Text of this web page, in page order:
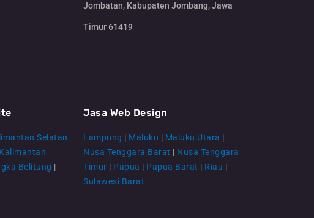
Jombatan, Kabupaten Jombang, Jawa
Timur 61419
Selatan
Kalimantan
Belitung |
Jasa Web Design
Lampung | Maluku | Maluku Utara |
Nusa Tenggara Barat | Nusa Tenggara
Timur | Papua | Papua Barat | Riau |
Sulawesi Barat